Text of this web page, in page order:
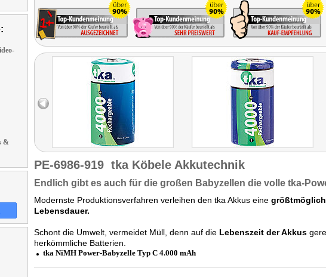
&
PE-6986-919 tka Köbele Akkutechnik
Endlich gibt es auch für die großen Babyzellen die volle tka-
Modernste Produktionsverfahren verleihen den tka Akkus eine
Lebensdauer.
Schont die Umwelt, vermeidet Müll, denn auf die Lebenszeit der Akkus
herkömmliche Batterien.
tka NiMH Power-Babyzelle Typ C 4.000 mAh